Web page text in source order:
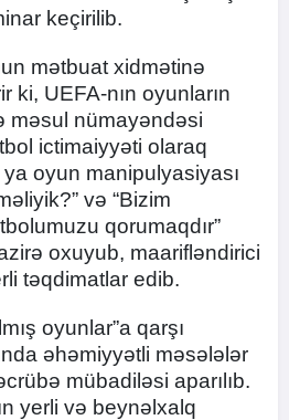
keçirilib.
mətbuat xidmətinə
ki, UEFA-nın oyunların
məsul nümayəndəsi
ictimaiyyəti olaraq
ya oyun manipulyasiyası
və “Bizim
qorumaqdır”
oxuyub, maarifləndirici
təqdimatlar edib.
oyunlar”a qarşı
əhəmiyyətli məsələlər
mübadiləsi aparılıb.
yerli və beynəlxalq